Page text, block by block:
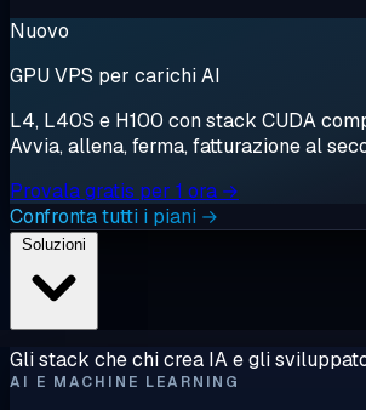
Nuovo
GPU VPS per carichi AI
L4, L40S e H100 con stack CUDA
Avvia, allena, ferma, fatturazione al
Provala gratis per 1 ora →
Confronta tutti i piani →
Gli stack che chi crea IA e gli
AI E MACHINE LEARNING